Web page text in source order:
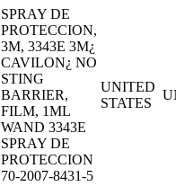
SPRAY DE
PROTECCION,
3M, 3343E 3M¿
CAVILON¿ NO
STING
BARRIER,
FILM, 1ML
WAND 3343E
SPRAY DE
PROTECCION
70-2007-8431-5
UNITED
STATES